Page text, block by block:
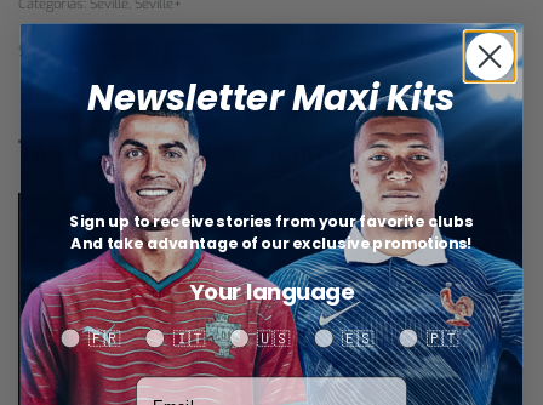
Categorías: Séville, Séville+
SHARE
También te recomendamos…
Newsletter Maxi Kits
Sign up to receive stories from your favorite clubs
And take advantage of our exclusive promotions!
Your language
Your language
🇫🇷 🇮🇹 🇺🇸 🇪🇸 🇵🇹
Votre adresse email